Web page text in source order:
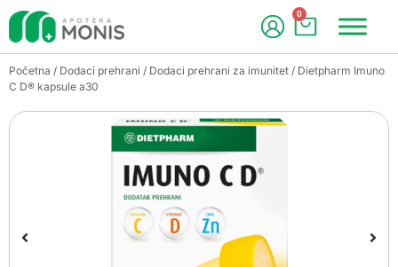
0
Početna / Dodaci prehrani / Dodaci prehrani za imunitet / Dietpharm Imuno
C D® kapsule a30